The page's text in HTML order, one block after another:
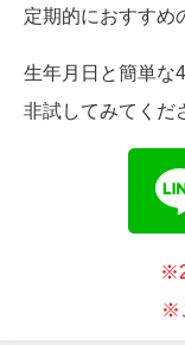
定期的におすすめ
生年月日と簡単な
非試してみてくだ
※